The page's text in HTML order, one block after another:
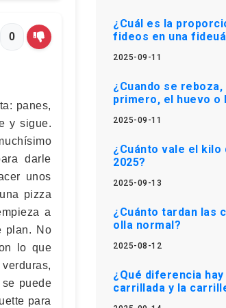
0
panes,
y sigue.
darle
unos
pizza
a
plan. No
lo que
puede
para
¿Cuál es la
fideos en una
2025-09-11
¿Cuando se reboza,
primero, el huevo o
2025-09-11
¿Cuánto vale el kilo
2025?
2025-09-13
¿Cuánto tardan las
olla normal?
2025-08-12
¿Qué diferencia
carrillada y la